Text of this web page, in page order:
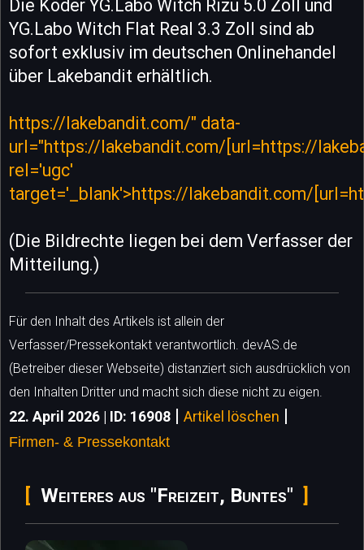
Die Köder YG.Labo Witch Rizu 5.0 Zoll und
YG.Labo Witch Flat Real 3.3 Zoll sind ab
sofort exklusiv im deutschen Onlinehandel
über Lakebandit erhältlich.
https://lakebandit.com/" data-
url="https://lakebandit.com/[url=https://
rel='ugc'
target='_blank'>https://lakebandit.com/
(Die Bildrechte liegen bei dem Verfasser der
Mitteilung.)
Für den Inhalt des Artikels ist allein der
Verfasser/Pressekontakt verantwortlich. devAS.de
(Betreiber dieser Webseite) distanziert sich ausdrücklich von
den Inhalten Dritter und macht sich diese nicht zu eigen.
22. April 2026 | ID: 16908 | Artikel löschen |
Firmen- & Pressekontakt
Weiteres aus "Freizeit, Buntes"